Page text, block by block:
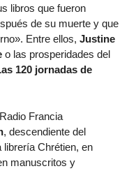
libros que fueron
de su muerte y que
Entre ellos, Justine
o las prosperidades del
120 jornadas de
Francia
, descendiente del
librería Chrétien, en
manuscritos y